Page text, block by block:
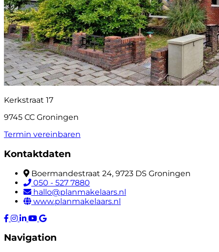
Kerkstraat 17
9745 CC Groningen
Termin vereinbaren
Kontaktdaten
Boermandestraat 24, 9723 DS Groningen
050 - 527 7880
hallo@planmakelaars.nl
www.planmakelaars.nl
Navigation